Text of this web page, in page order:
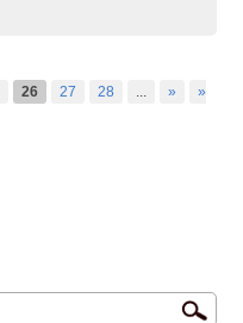
26 27 28 ... »
»